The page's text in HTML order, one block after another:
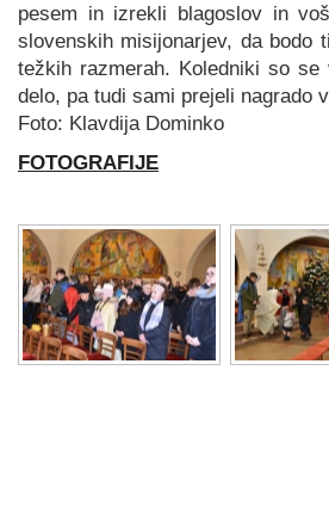
pesem in izrekli blagoslov in
slovenskih misijonarjev, da
težkih razmerah. Koledniki so
delo, pa tudi sami prejeli nagrado
Foto: Klavdija Dominko
FOTOGRAFIJE